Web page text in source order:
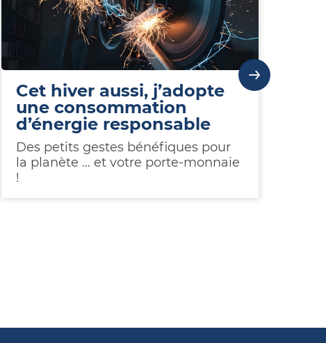
Cet hiver aussi, j’adopte
une consommation
d’énergie responsable
Des petits gestes bénéfiques pour
la planète ... et votre porte-monnaie
!